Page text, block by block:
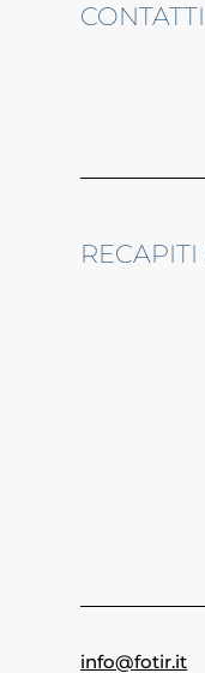
CONTATTI
RECAPITI
info@fotir.it